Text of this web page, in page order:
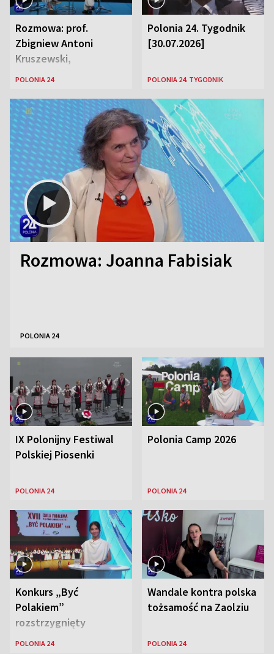
Rozmowa: prof.
Zbigniew Antoni
Kruszewski,
Powstaniec
Zaryan, piosenkarka
POLONIA 24
Polonia 24. Tygodnik
[30.07.2026]
POLONIA 24. TYGODNIK
Rozmowa: Joanna Fabisiak
POLONIA 24
IX Polonijny Festiwal
Polskiej Piosenki
POLONIA 24
Polonia Camp 2026
POLONIA 24
Konkurs „Być
Polakiem”
rozstrzygnięty
POLONIA 24
Wandale kontra polska
tożsamość na Zaolziu
POLONIA 24